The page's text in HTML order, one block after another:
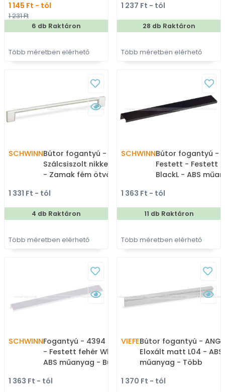
1 145 Ft - tól
1 231 Ft
6 db Raktáron
Több méretben elérhető
színes fém
bútorfogantyú
1 237 Ft - tól
28 db Raktáron
Több méretben elérhető
SCHWINNBútor fogantyú - 2576 -
Szálcsiszolt nikkel NisatE
- Zamak fém ötvözet -
fém bútorfogantyú
1 331 Ft - tól
4 db Raktáron
Több méretben elérhető
SCHWINNBútor fogantyú -
Festett - Festett
BlackL - ABS
színes fém
1 363 Ft - tól
11 db Raktáron
Több méretben elérhető
SCHWINNFogantyú - 4394 Festett
- Festett fehér WhiteL -
ABS műanyag - Bútorajtó
fém fogantyú
1 363 Ft - tól
VIEFEBútor fogantyú -
Eloxált matt L04 - ABS
műanyag - Több
bútorfogantyú
1 370 Ft - tól